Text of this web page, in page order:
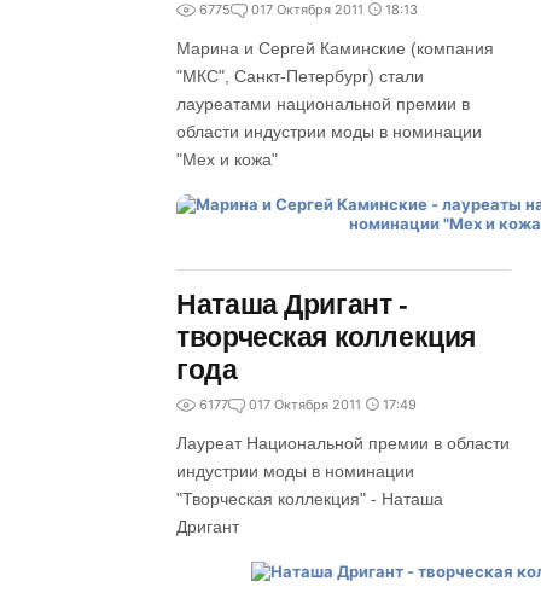
6775 017 Октября 2011 18:13
Марина и Сергей Каминские (компания
"МКС", Санкт-Петербург) стали
лауреатами национальной премии в
области индустрии моды в номинации
"Мех и кожа"
Наташа Дригант -
творческая коллекция
года
6177 017 Октября 2011 17:49
Лауреат Национальной премии в области
индустрии моды в номинации
"Творческая коллекция" - Наташа
Дригант